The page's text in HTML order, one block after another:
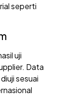
seperti
uji
Data
sesuai